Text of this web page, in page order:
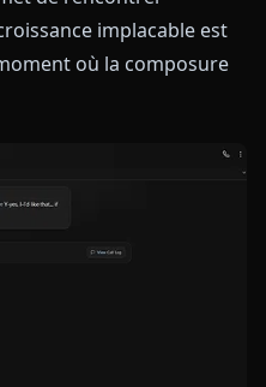
implacable est
où la composure